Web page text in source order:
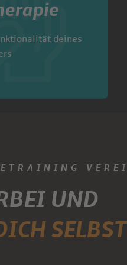
deines
UND
SELBST